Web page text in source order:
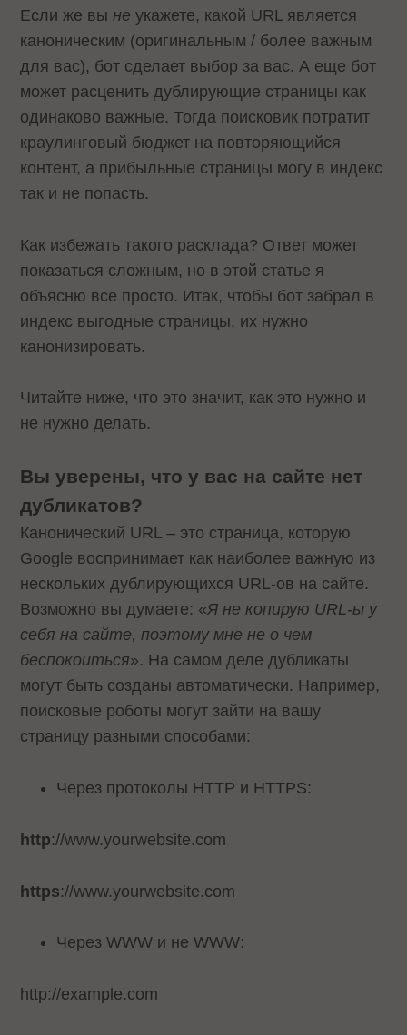
Если же выне укажете, какой URL является
каноническим (оригинальным / более важным
для вас), бот сделает выбор за вас. А еще бот
может расценить дублирующие страницы как
одинаково важные. Тогда поисковик потратит
краулинговый бюджет на повторяющийся
контент, а прибыльные страницы могу в индекс
так и не попасть.
Как избежать такого расклада? Ответ может
показаться сложным, но в этой статье я
объясню все просто. Итак, чтобы бот забрал в
индекс выгодные страницы, их нужно
канонизировать.
Читайте ниже, что это значит, как это нужно и
не нужно делать.
Вы уверены, что у вас на сайте нет
дубликатов?
Канонический URL – это страница, которую
Google воспринимает как наиболее важную из
нескольких дублирующихся URL-ов на сайте.
Возможно вы думаете: «Я не копирую URL-ы у
себя на сайте, поэтому мне не о чем
беспокоиться». На самом деле дубликаты
могут быть созданы автоматически. Например,
поисковые роботы могут зайти на вашу
страницу разными способами:
Через протоколы HTTP и HTTPS:
http://www.yourwebsite.com
https://www.yourwebsite.com
Через WWW и не WWW:
http://example.com